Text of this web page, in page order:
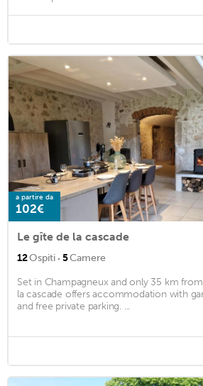
a partire da
102€
Le gîte de la cascade
12Ospiti · 5Camere
Set in Champagneux and only 35 km
la cascade offers accommodation with
and free private parking. ...